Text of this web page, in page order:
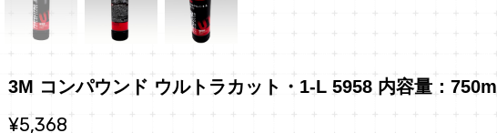
3M コンパウンド ウルトラカット・1-L 5958 内容量：750ml
¥5,368